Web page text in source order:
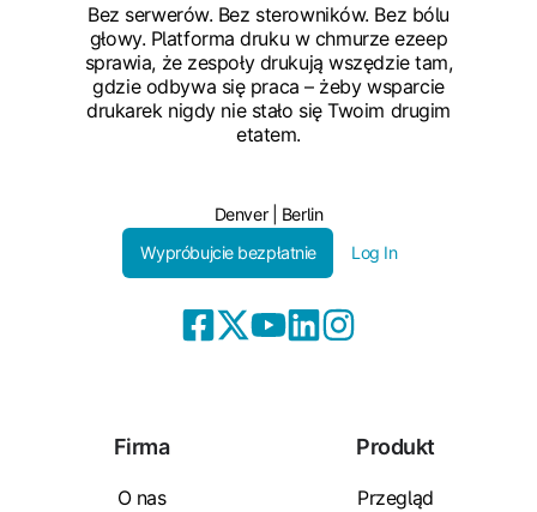
Bez serwerów. Bez sterowników. Bez bólu
głowy. Platforma druku w chmurze ezeep
sprawia, że zespoły drukują wszędzie tam,
gdzie odbywa się praca – żeby wsparcie
drukarek nigdy nie stało się Twoim drugim
etatem.
Denver | Berlin
Wypróbujcie bezpłatnie
Log In
Firma
O nas
Produkt
Przegląd